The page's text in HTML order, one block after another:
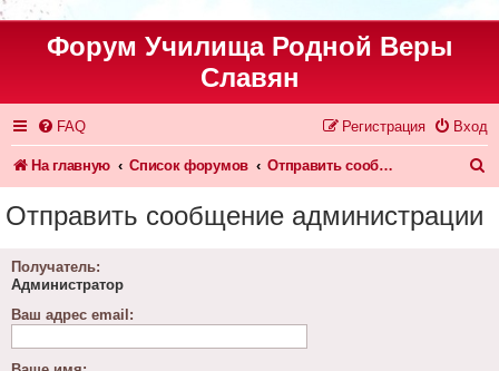
Форум Училища Родной Веры
Славян
FAQ Вход
Регистрация
На главную Список форумов Отправить сообщение администрации
Отправить сообщение администрации
Получатель:
Администратор
Ваш адрес email: